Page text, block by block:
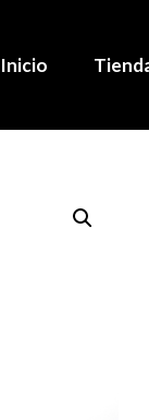
Inicio